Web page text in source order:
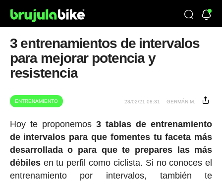
3 entrenamientos de intervalos
para mejorar potencia y
resistencia
ENTRENAMIENTO 28/02/21 08:31 GERMÁN M.
Hoy te proponemos 3 tablas de entrenamiento
de intervalos para que fomentes tu faceta más
desarrollada o para que te prepares las más
débilesen tu perfil como ciclista. Si no conoces el
entrenamiento por intervalos, también te